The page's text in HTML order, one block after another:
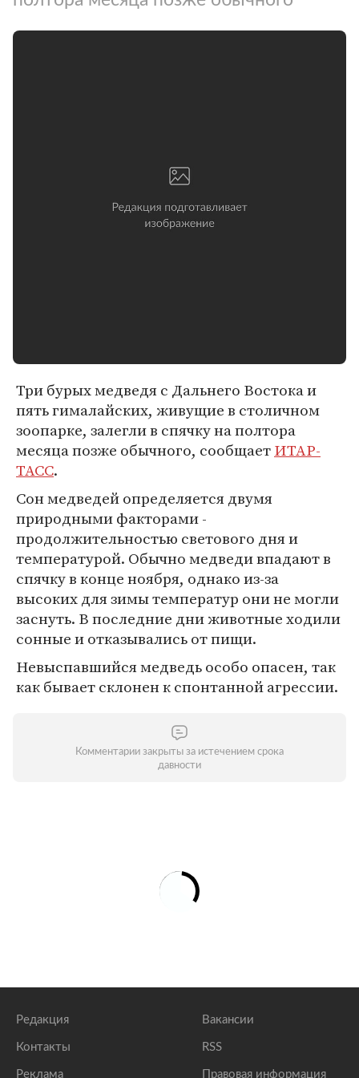
Три бурых медведя с Дальнего Востока и
пять гималайских, живущие в столичном
зоопарке, залегли в спячку на полтора
месяца позже обычного, сообщаетИТАР-
ТАСС.
Сон медведей определяется двумя
природными факторами -
продолжительностью светового дня и
температурой. Обычно медведи впадают в
спячку в конце ноября, однако из-за
высоких для зимы температур они не могли
заснуть. В последние дни животные ходили
сонные и отказывались от пищи.
Невыспавшийся медведь особо опасен, так
как бывает склонен к спонтанной агрессии.
Комментарии закрыты за истечением срока
давности
Редакция
Контакты
Реклама
Вакансии
RSS
Правовая информация